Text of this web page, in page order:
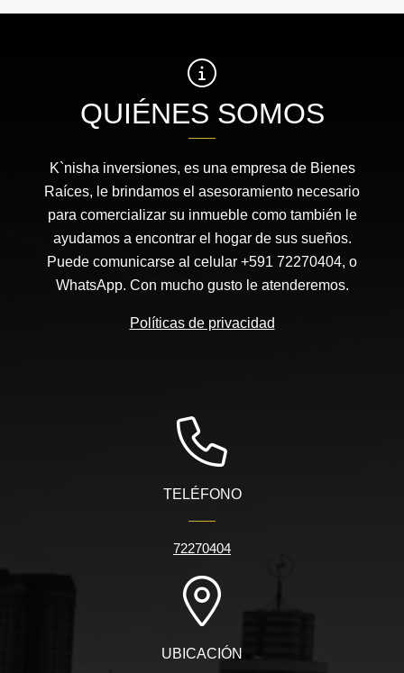
QUIÉNES SOMOS
K`nisha inversiones, es una empresa de Bienes
Raíces, le brindamos el asesoramiento necesario
para comercializar su inmueble como también le
ayudamos a encontrar el hogar de sus sueños.
Puede comunicarse al celular +591 72270404, o
WhatsApp. Con mucho gusto le atenderemos.
Políticas de privacidad
TELÉFONO
72270404
UBICACIÓN